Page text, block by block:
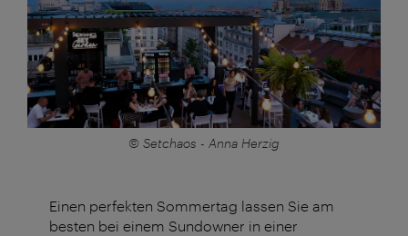
© Setchaos - Anna Herzig
Einen perfekten Sommertag lassen Sie am
besten bei einem Sundowner in einer